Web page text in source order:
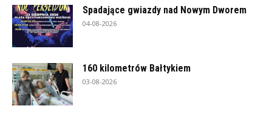
Spadające gwiazdy nad Nowym Dworem
04-08-2026
160 kilometrów Bałtykiem
03-08-2026